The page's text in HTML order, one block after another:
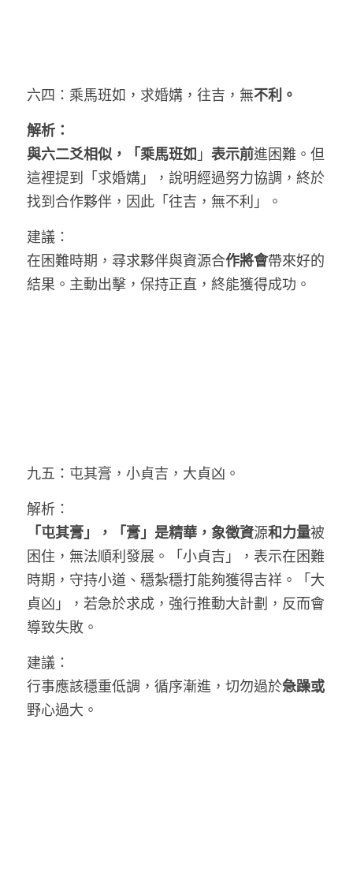
六四：乘馬班如，求婚媾，往吉，無不利。
解析：
與六二爻相似，「乘馬班如 」 表示前進困難。但
這裡提到「求婚媾」，說明經過努力協調，終於
找到合作夥伴，因此「往吉，無不利」。
建議：
在困難時期，尋求夥伴與資源合作將會帶來好的
結果。主動出擊，保持正直，終能獲得成功。
九五：屯其膏，小貞吉，大貞凶。
解析：
「屯其膏」，「膏」是精華，象徵資源和力量被
困住，無法順利發展。「小貞吉」，表示在困難
時期，守持小道、穩紮穩打能夠獲得吉祥。「大
貞凶」，若急於求成，強行推動大計劃，反而會
導致失敗。
建議：
行事應該穩重低調，循序漸進，切勿過於急躁或
野心過大。